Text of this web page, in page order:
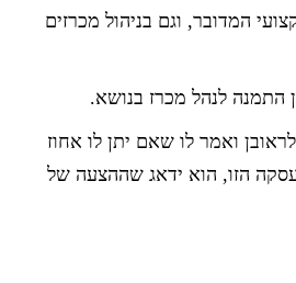
המדובר, וגם בניהול מכרזים
התמנה לנהל מכרז בנושא.
ואמר לו שאם יתן לו אחוז
הזו, הוא ידאג שההצעה של